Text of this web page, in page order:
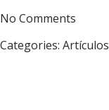
No Comments
Categories: